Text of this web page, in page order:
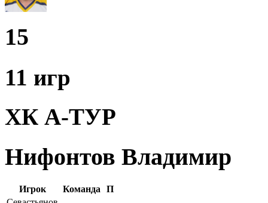
15
11 игр
ХК А-ТУР
Нифонтов Владимир
Игрок Команда
П